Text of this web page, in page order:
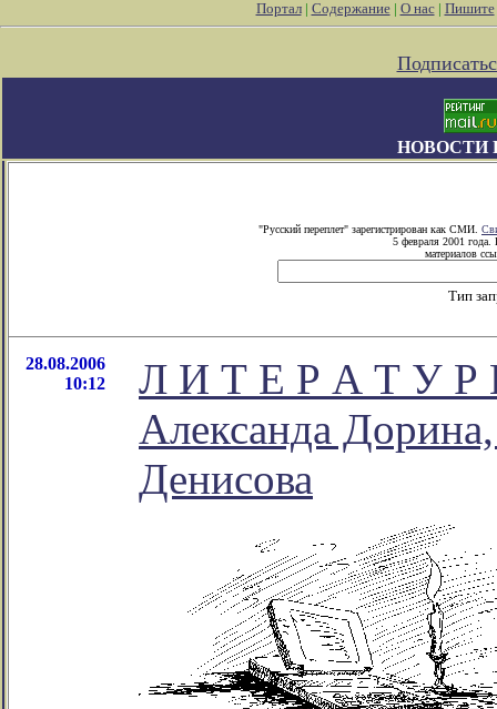
Портал| Содержание| О нас| Пишите
НОВОСТИ
"Русский переплет" зарегистрирован как СМИ.
5 февраля 2001 года.
материалов
Тип
28.08.2006
10:12
Л И Т Е Р А Т У
Александа
Денисова